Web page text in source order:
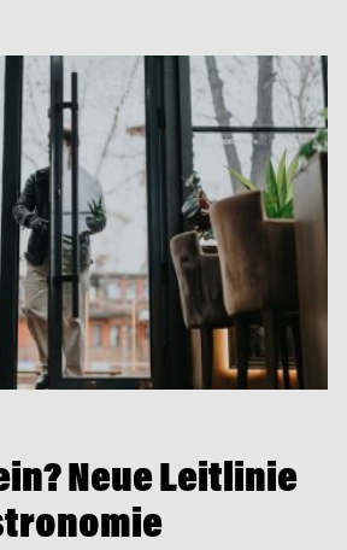
Neue Leitlinie